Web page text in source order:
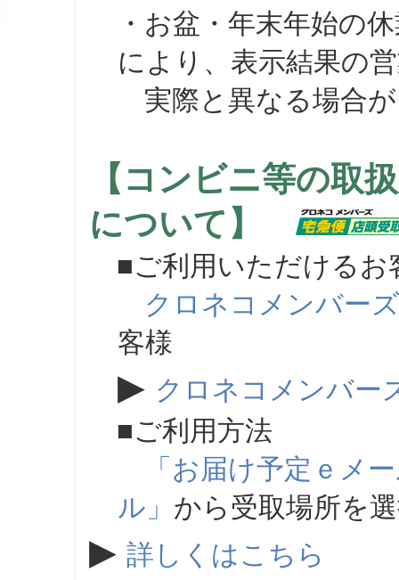
・お盆・年末年始の
により、表示結果の
実際と異なる場合が
【コンビニ等の取
について】
■ご利用いただけるお
クロネコメンバーズ
客様
▶ クロネコメンバー
■ご利用方法
「お届け予定ｅメ
ル」 から受取場所を
▶ 詳しくはこちら